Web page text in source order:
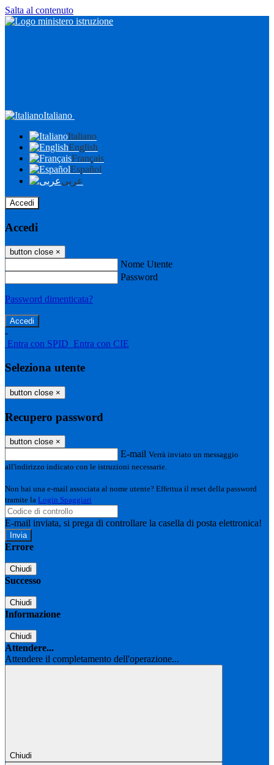
Salta al contenuto
Italiano
Italiano
English
Français
Español
عربى
Accedi
Accedi
button close ×
Nome Utente
Password
Password dimenticata?
-
Entra con SPID Entra con CIE
Seleziona utente
button close ×
Recupero password
button close ×
E-mail Verrà inviato un messaggio
all'indirizzo indicato con le istruzioni necessarie.
Non hai una e-mail associata al nome utente? Effettua il reset della password
tramite la Login Spaggiari
E-mail inviata, si prega di controllare la casella di posta elettronica!
Errore
Chiudi
Successo
Chiudi
Informazione
Chiudi
Attendere...
Attendere il completamento dell'operazione...
Chiudi